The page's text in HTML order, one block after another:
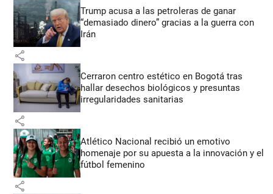
Trump acusa a las petroleras de ganar
“demasiado dinero” gracias a la guerra con
Irán
share
Cerraron centro estético en Bogotá tras
hallar desechos biológicos y presuntas
irregularidades sanitarias
share
Atlético Nacional recibió un emotivo
homenaje por su apuesta a la innovación y el
fútbol femenino
share